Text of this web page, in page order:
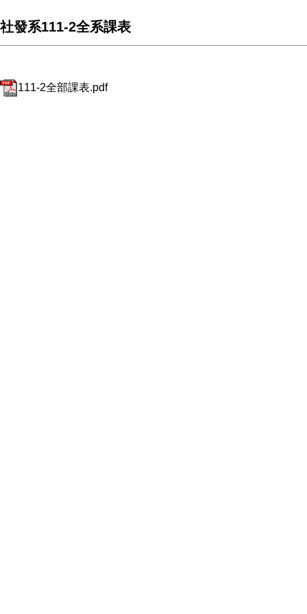
社發系111-2全系課表
111-2全部課表.pdf